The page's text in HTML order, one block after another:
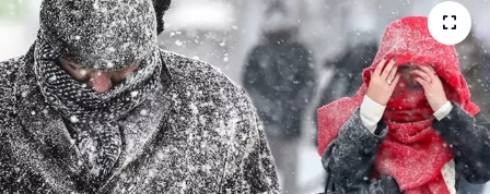
BÖLGE
KEŞFET
POPÜLER